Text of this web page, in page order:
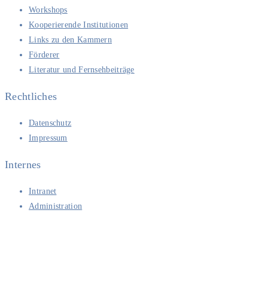
Workshops
Kooperierende Institutionen
Links zu den Kammern
Förderer
Literatur und Fernsehbeiträge
Rechtliches
Datenschutz
Impressum
Internes
Intranet
Administration